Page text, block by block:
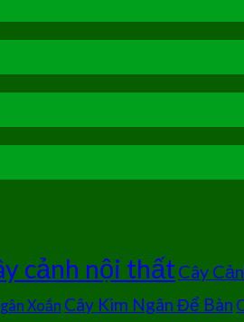
cảnh nội thất Cây
Xoắn Cây Kim Ngân Để Bàn